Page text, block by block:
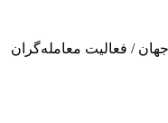
/ فعالیت معامله‌گران